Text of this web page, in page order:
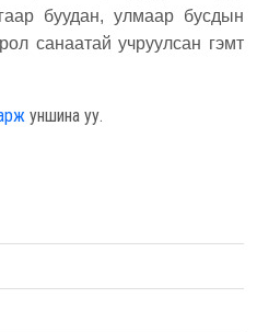
буудан, улмаар бусдын
санаатай учруулсан гэмт
уншина уу.